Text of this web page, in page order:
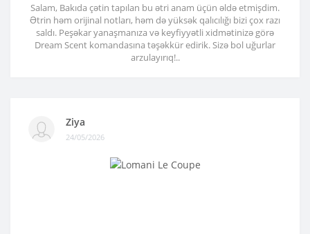
Salam, Bakıda çətin tapılan bu ətri anam üçün əldə etmişdim.
Ətrin həm orijinal notları, həm də yüksək qalıcılığı bizi çox razı
saldı. Peşəkar yanaşmanıza və keyfiyyətli xidmətinizə görə
Dream Scent komandasına təşəkkür edirik. Sizə bol uğurlar
arzulayırıq!..
Ziya
24/05/2026